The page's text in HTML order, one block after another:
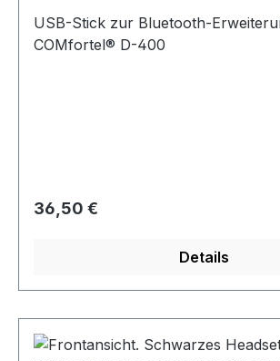
USB-Stick zur Bluetooth-
COMfortel® D-400
Regulärer Preis:
36,50 €
Details